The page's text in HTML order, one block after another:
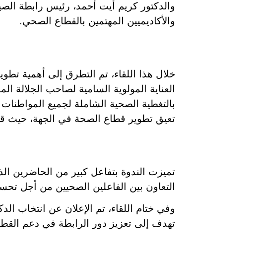
والدكتور كريم أيت أحمد، رئيس رابطة
والأكاديميين المهتمين بالقطاع الصحي.
خلال هذا اللقاء، تم التطرق إلى أهمية
العناية المولوية السامية لصاحب
بالتغطية الصحية الشاملة لجميع
تعيق تطوير قطاع الصحة في الجهة، حيث
تميزت الندوة بتفاعل كبير من الحاضرين
التعاون بين الفاعلين الصحيين من أجل
وفي ختام اللقاء، تم الإعلان عن انتخاب
تهدف إلى تعزيز دور الرابطة في دعم